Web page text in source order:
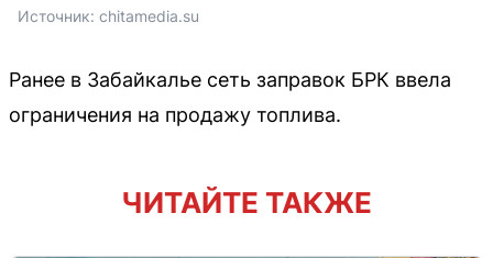
Источник: chitamedia.su
Ранее в Забайкалье сеть заправок БРК ввела
ограничения на продажу топлива.
ЧИТАЙТЕ ТАКЖЕ